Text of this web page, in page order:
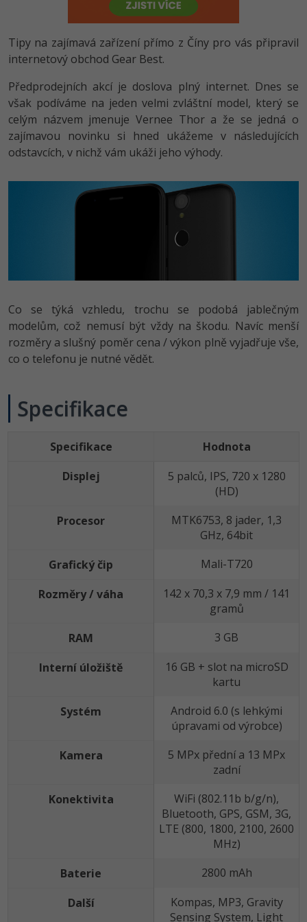
HTML5, CSS3, Bootstrap, SEO
SQL a databáze
Testování a verzování
UML a návrhové vzory
React
Spring
Best practices
PHP
JavaScript
Python
HTML / CSS
UML a návrhové vzory
MySQL/MariaDB
Vývojář mobilních aplikací
Specialista na AI a bigdata
Webdesigner
Tester
Grafik / UX/UI návrhář
Copywriter
WordPress specialista
-80%
JavaScript -80%
C++ -80%
Swift -80%
-80%
Návrh SW
Algoritmy -41%
Umělá inteligence (AI)
Pro děti
Digitální gramotnost
Marketing -30%
WordPress
SEO -30%
UX
Kryptoměny
Google Dokumenty
Time management
Windows
Linux
Photoshop -80%
Adobe Illustrator -80%
Adobe Lightroom
Adobe XD -15%
Adobe InDesign -25%
Adobe After Effects
Video
Ostatní
Tipy na zajímavá zařízení přímo z Číny pro vás připravil
internetový obchod Gear Best.
Předprodejních akcí je doslova plný internet. Dnes se
však podíváme na jeden velmi zvláštní model, který se
celým názvem jmenuje Vernee Thor a že se jedná o
zajímavou novinku si hned ukážeme v následujících
odstavcích, v nichž vám ukáži jeho výhody.
Co se týká vzhledu, trochu se podobá jablečným
modelům, což nemusí být vždy na škodu. Navíc menší
rozměry a slušný poměr cena / výkon plně vyjadřuje vše,
co o telefonu je nutné vědět.
Specifikace
Specifikace
Hodnota
Displej
5 palců, IPS, 720 x 1280
(HD)
Procesor
MTK6753, 8 jader, 1,3
GHz, 64bit
Grafický čip
Mali-T720
Rozměry / váha
142 x 70,3 x 7,9 mm / 141
gramů
RAM
3 GB
Interní úložiště
16 GB + slot na microSD
kartu
Systém
Android 6.0 (s lehkými
úpravami od výrobce)
Kamera
5 MPx přední a 13 MPx
zadní
Konektivita
WiFi (802.11b b/g/n),
Bluetooth, GPS, GSM, 3G,
LTE (800, 1800, 2100, 2600
MHz)
Baterie
2800 mAh
Další
Kompas, MP3, Gravity
Sensing System, Light